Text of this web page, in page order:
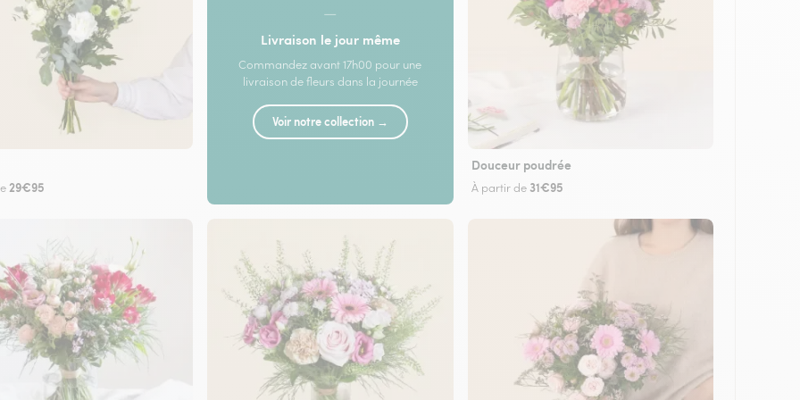
29€95
—
Livraison le jour même
Commandez avant 17h00 pour une
livraison de fleurs dans la journée
Voir notre collection →
Douceur poudrée
À partir de 31€95